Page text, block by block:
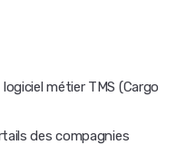
métier TMS (Cargo
des compagnies